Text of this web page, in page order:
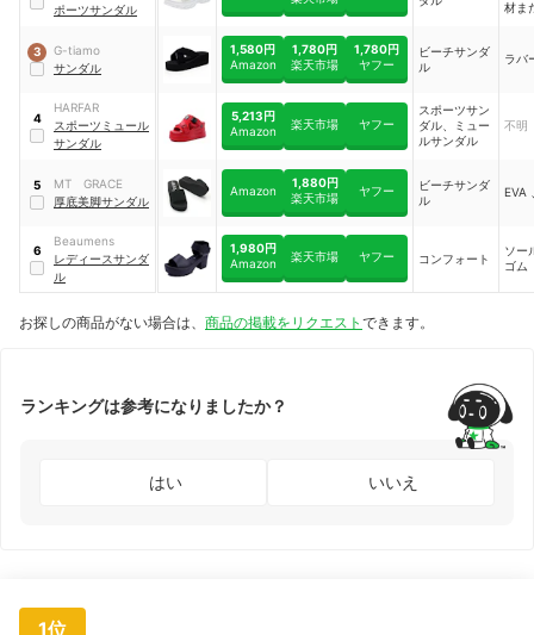
ポーツサンダル
材ま
3
G-tiamo
サンダル
1,580円
Amazon
1,780円
楽天市場
1,780円
ヤフー
ビーチサンダ
ル
ラバ
4
HARFAR
スポーツミュール
サンダル
5,213円
Amazon
楽天市場 ヤフー
スポーツサン
ダル、ミュー
ルサンダル
不明
5
MT GRACE
厚底美脚サンダル
Amazon
1,880円
楽天市場
ヤフー
ビーチサンダ
ル
EVA
6
Beaumens
レディースサンダ
ル
1,980円
Amazon
楽天市場 ヤフー コンフォート
ソー
ゴム
お探しの商品がない場合は、 商品の掲載をリクエスト できます。
ランキングは参考になりましたか？
はい いいえ
1位